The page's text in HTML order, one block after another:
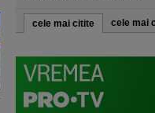
cele mai citite cele mai